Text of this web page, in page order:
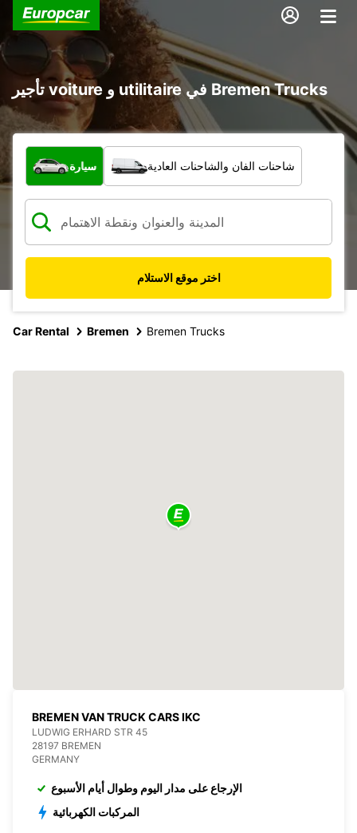
تأجير voiture و utilitaire في Bremen Trucks
ما نوع المركبة؟
سيارة شاحنات الفان والشاحنات العادية
اختر موقع الاستلام
Car Rental Bremen Bremen Trucks
BREMEN VAN TRUCK CARS IKC
LUDWIG ERHARD STR 45
28197 BREMEN
GERMANY
الإرجاع على مدار اليوم وطوال أيام الأسبوع
المركبات الكهربائية